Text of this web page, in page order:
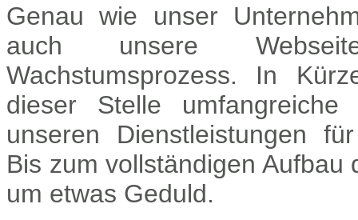
Genau wie unser
auch unsere
Wachstumsprozess. In
dieser Stelle umfangreiche
unseren Dienstleistungen
Bis zum vollständigen Aufbau
um etwas Geduld.